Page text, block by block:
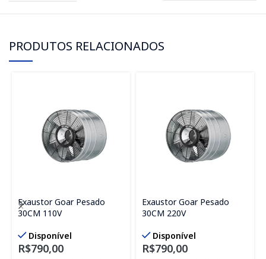
PRODUTOS RELACIONADOS
Exaustor Goar Pesado
30CM 110V
Disponível
R$790,00
Exaustor Goar Pesado
30CM 220V
Disponível
R$790,00